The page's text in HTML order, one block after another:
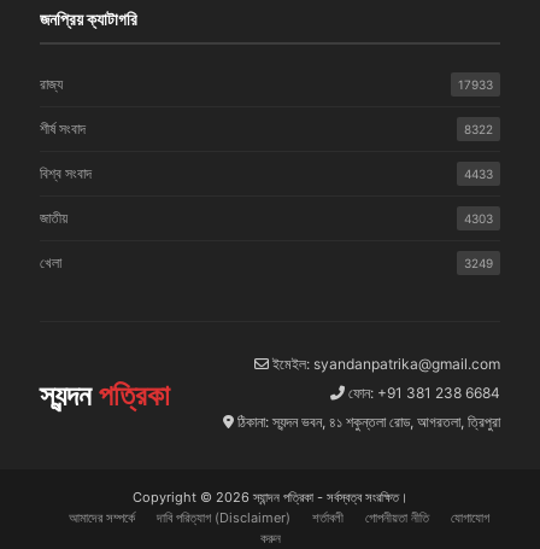
জনপ্রিয় ক্যাটাগরি
রাজ্য 17933
শীর্ষ সংবাদ 8322
বিশ্ব সংবাদ 4433
জাতীয় 4303
খেলা 3249
স্যন্দনপত্রিকা
ইমেইল: syandanpatrika@gmail.com
ফোন: +91 381 238 6684
ঠিকানা: স্যন্দন ভবন, ৪১ শকুন্তলা রোড, আগরতলা, ত্রিপুরা
Copyright © 2026 স্যান্দন পত্রিকা - সর্বস্বত্ব সংরক্ষিত।
আমাদের সম্পর্কে
দাবি পরিত্যাগ (Disclaimer) শর্তাবলী গোপনীয়তা নীতি
যোগাযোগ
করুন